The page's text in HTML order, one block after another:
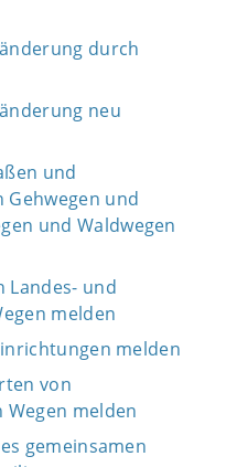
durch
neu
und
und
und Waldwegen
Landes- und
melden
melden
von
melden
gemeinsamen